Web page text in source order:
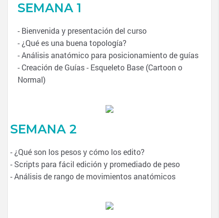
SEMANA 1
- Bienvenida y presentación del curso
- ¿Qué es una buena topología?
- Análisis anatómico para posicionamiento de guías
- Creación de Guías - Esqueleto Base (Cartoon o
Normal)
SEMANA 2
- ¿Qué son los pesos y cómo los edito?
- Scripts para fácil edición y promediado de peso
- Análisis de rango de movimientos anatómicos